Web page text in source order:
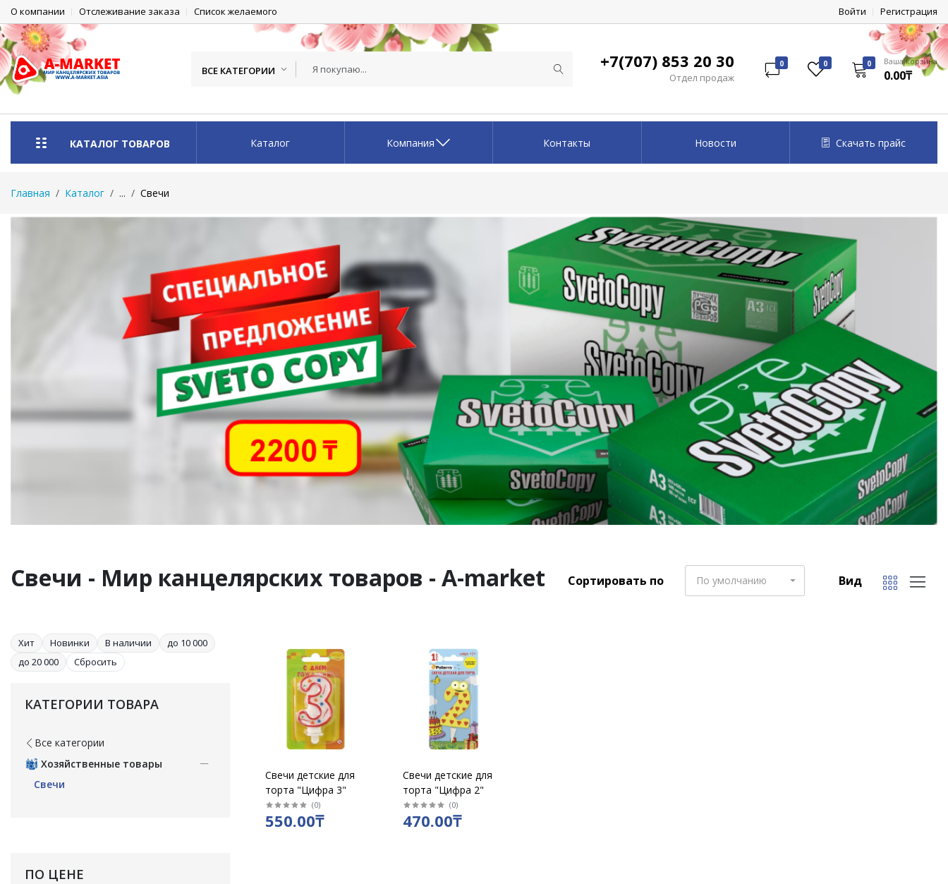
О компании Отслеживание заказа Список желаемого Войти Регистрация
ВСЕ КАТЕГОРИИ +7(707) 853 20 30
Отдел продаж
0 0 0 Ваша корзина
0.00₸
КАТАЛОГ ТОВАРОВ Каталог Компания Контакты Новости Скачать прайс
Главная Каталог ... Свечи
Свечи - Мир канцелярских товаров - A-market Сортировать по По умолчанию Вид
Хит Новинки В наличии
до 10 000
до 20 000
Сбросить
КАТЕГОРИИ ТОВАРА
Все категории
Хозяйственные товары
Свечи
ПО ЦЕНЕ
Свечи детские для
торта "Цифра 3"
(0)
550.00₸
Свечи детские для
торта "Цифра 2"
(0)
470.00₸